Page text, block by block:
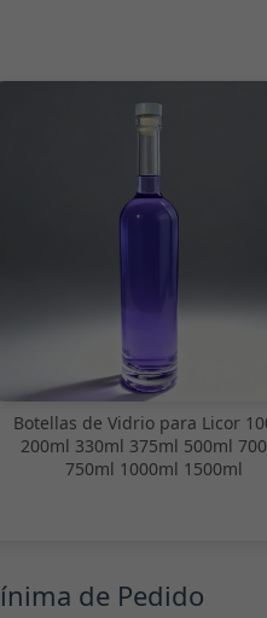
Botellas de Vidrio para Licor
200ml 330ml 375ml 500ml
750ml 1000ml 1500ml
de Pedido